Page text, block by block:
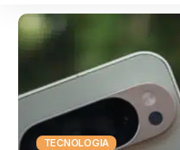
TECNOLOGIA